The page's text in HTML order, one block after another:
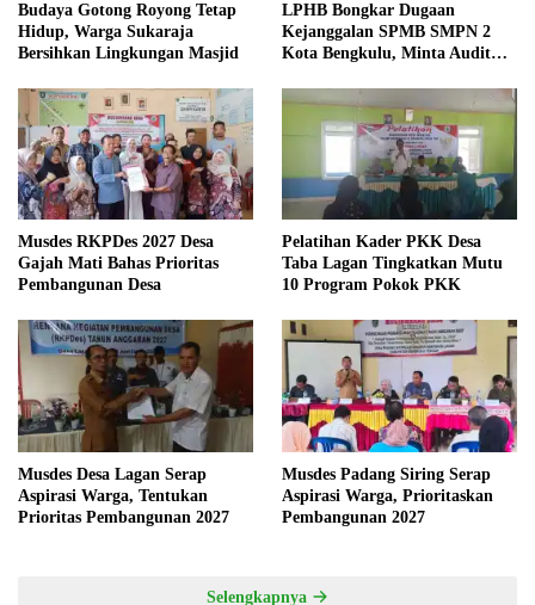
Budaya Gotong Royong Tetap
Hidup, Warga Sukaraja
Bersihkan Lingkungan Masjid
LPHB Bongkar Dugaan
Kejanggalan SPMB SMPN 2
Kota Bengkulu, Minta Audit
Musdes RKPDes 2027 Desa
Gajah Mati Bahas Prioritas
Pembangunan Desa
Pelatihan Kader PKK Desa
Taba Lagan Tingkatkan Mutu
10 Program Pokok PKK
Musdes Desa Lagan Serap
Aspirasi Warga, Tentukan
Prioritas Pembangunan 2027
Musdes Padang Siring Serap
Aspirasi Warga, Prioritaskan
Pembangunan 2027
Selengkapnya